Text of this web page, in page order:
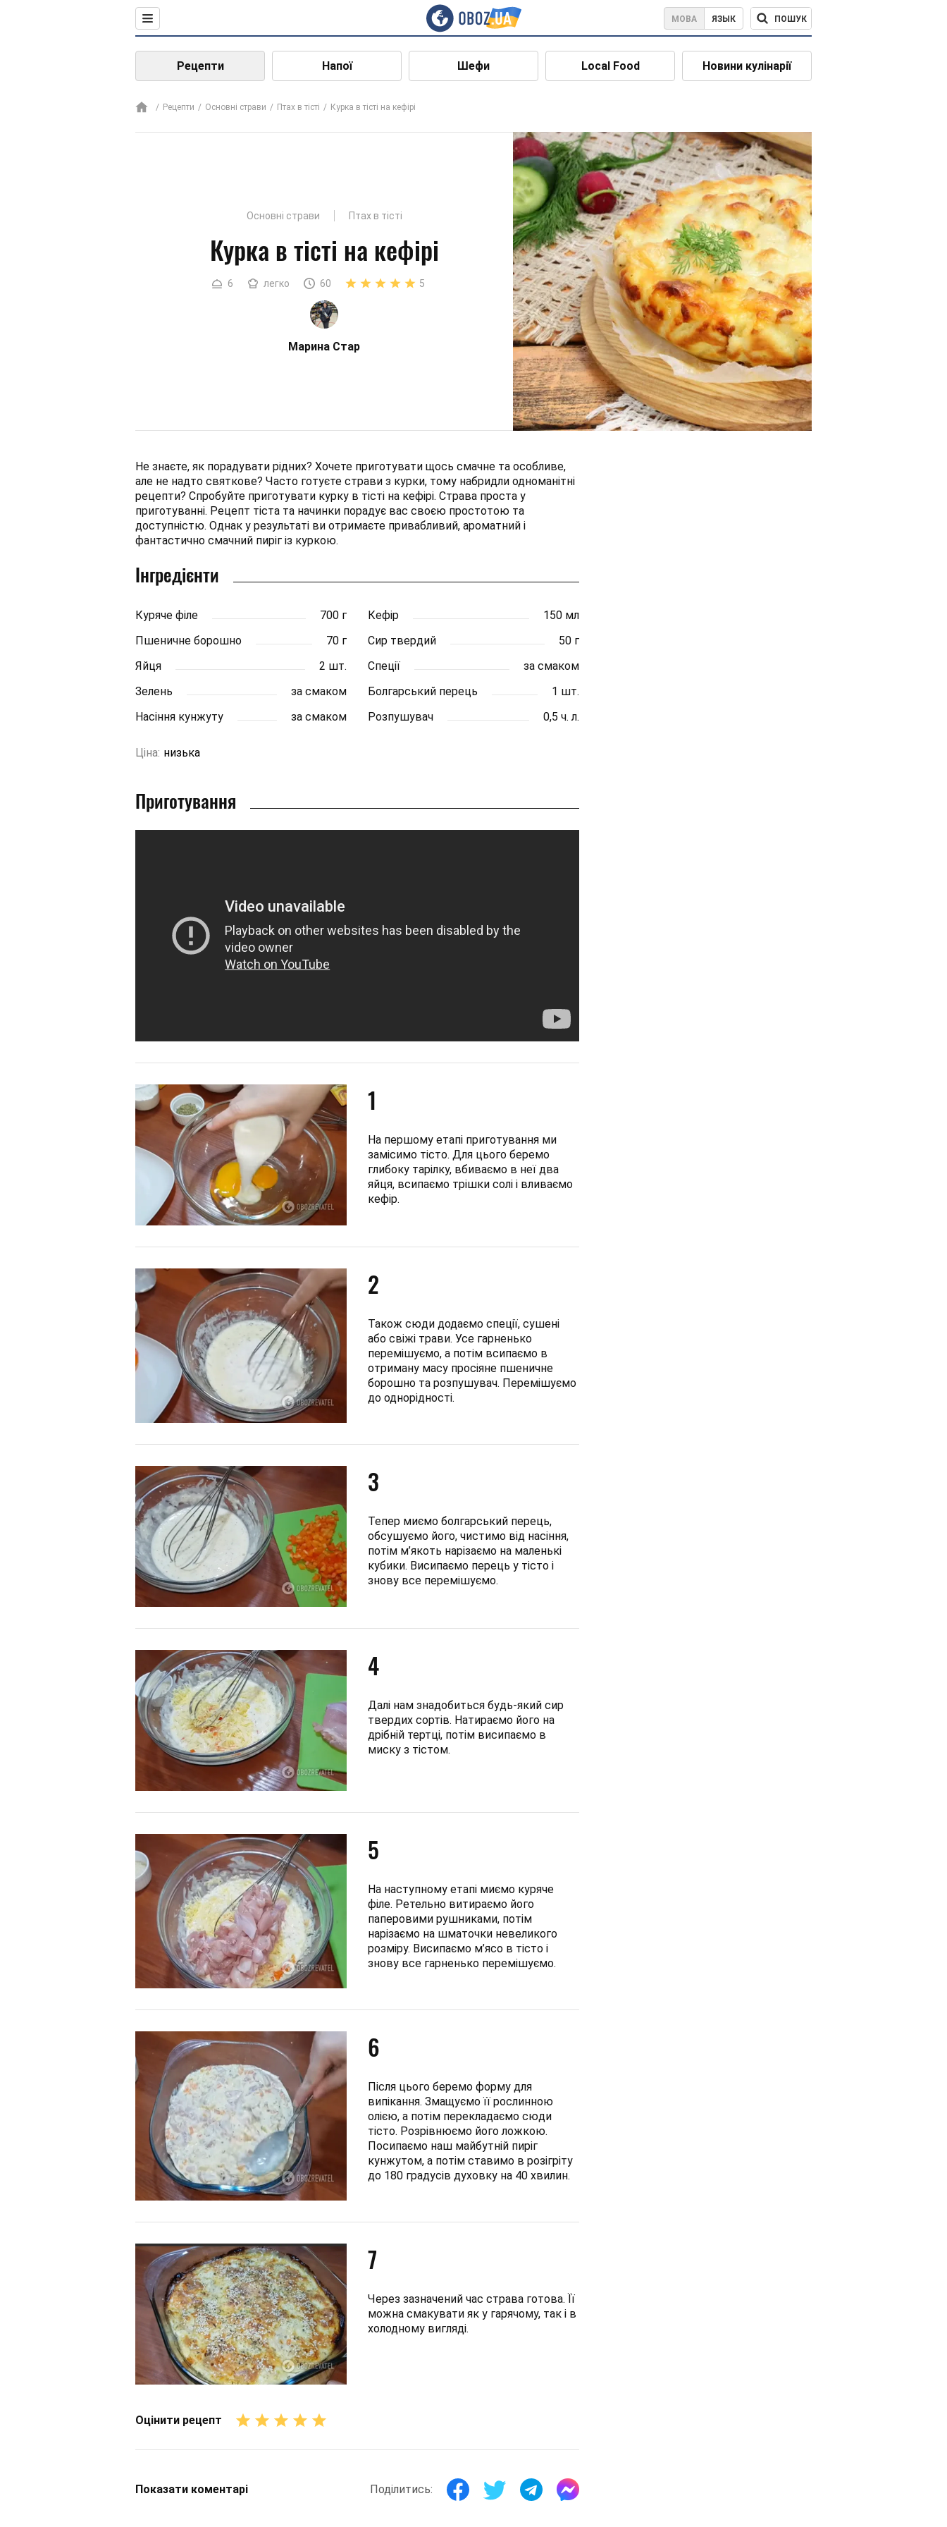
МОВА ЯЗЫК ПОШУК
Рецепти Напої Шефи Local Food Новини кулінарії
Рецепти Основні страви Птах в тісті Курка в тісті на кефірі
Основні страви Птах в тісті
Курка в тісті на кефірі
6 легко 60 5
Марина Стар
Не знаєте, як порадувати рідних? Хочете приготувати щось смачне та особливе,
але не надто святкове? Часто готуєте страви з курки, тому набридли одноманітні
рецепти? Спробуйте приготувати курку в тісті на кефірі. Страва проста у
приготуванні. Рецепт тіста та начинки порадує вас своєю простотою та
доступністю. Однак у результаті ви отримаєте привабливий, ароматний і
фантастично смачний пиріг із куркою.
Інгредієнти
Куряче філе 700 г Кефір
150 мл
Пшеничне борошно
70 г Сир твердий
50 г
Яйця
2 шт. Спеції
за смаком
Зелень
за смаком Болгарський перець
1 шт.
Насіння кунжуту
за смаком Розпушувач 0,5 ч. л.
Ціна: низька
Приготування
1
На першому етапі приготування ми
замісимо тісто. Для цього беремо
глибоку тарілку, вбиваємо в неї два
яйця, всипаємо трішки солі і вливаємо
кефір.
2
Також сюди додаємо спеції, сушені
або свіжі трави. Усе гарненько
перемішуємо, а потім всипаємо в
отриману масу просіяне пшеничне
борошно та розпушувач. Перемішуємо
до однорідності.
3
Тепер миємо болгарський перець,
обсушуємо його, чистимо від насіння,
потім м’якоть нарізаємо на маленькі
кубики. Висипаємо перець у тісто і
знову все перемішуємо.
4
Далі нам знадобиться будь-який сир
твердих сортів. Натираємо його на
дрібній тертці, потім висипаємо в
миску з тістом.
5
На наступному етапі миємо куряче
філе. Ретельно витираємо його
паперовими рушниками, потім
нарізаємо на шматочки невеликого
розміру. Висипаємо м’ясо в тісто і
знову все гарненько перемішуємо.
6
Після цього беремо форму для
випікання. Змащуємо її рослинною
олією, а потім перекладаємо сюди
тісто. Розрівнюємо його ложкою.
Посипаємо наш майбутній пиріг
кунжутом, а потім ставимо в розігріту
до 180 градусів духовку на 40 хвилин.
7
Через зазначений час страва готова. Її
можна смакувати як у гарячому, так і в
холодному вигляді.
Оцінити рецепт
Показати коментарі Поділитись: